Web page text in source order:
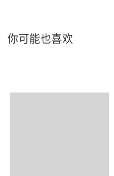
你可能也喜欢